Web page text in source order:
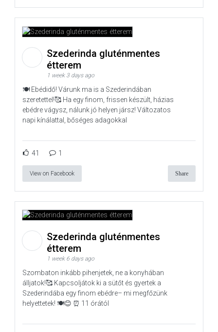
Szederinda gluténmentes
étterem
1 week 3 days ago
🍽️ Ebédidő! Várunk ma is a Szederindában
szeretettel!🥰 Ha egy finom, frissen készült, házias
ebédre vágysz, nálunk jó helyen jársz! Változatos
napi kínálattal, bőséges adagokkal
41 1
View on Facebook Share
Szederinda gluténmentes
étterem
1 week 6 days ago
Szombaton inkább pihenjetek, ne a konyhában
álljatok!🥰 Kapcsoljátok ki a sütőt és gyertek a
Szederindába egy finom ebédre– mi megfőzünk
helyettetek! 🍽️😊 ⏰ 11 órától